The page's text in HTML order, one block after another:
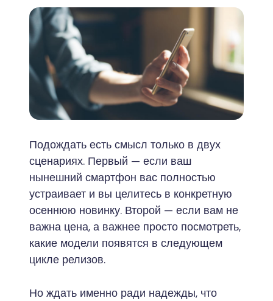
Подождать есть смысл только в двух
сценариях. Первый — если ваш
нынешний смартфон вас полностью
устраивает и вы целитесь в конкретную
осеннюю новинку. Второй — если вам не
важна цена, а важнее просто посмотреть,
какие модели появятся в следующем
цикле релизов.
Но ждать именно ради надежды, что